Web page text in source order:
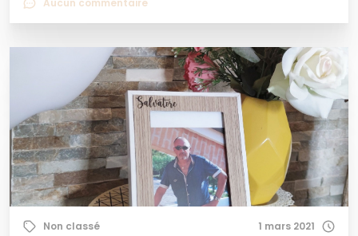
Aucun commentaire
Non classé 1 mars 2021